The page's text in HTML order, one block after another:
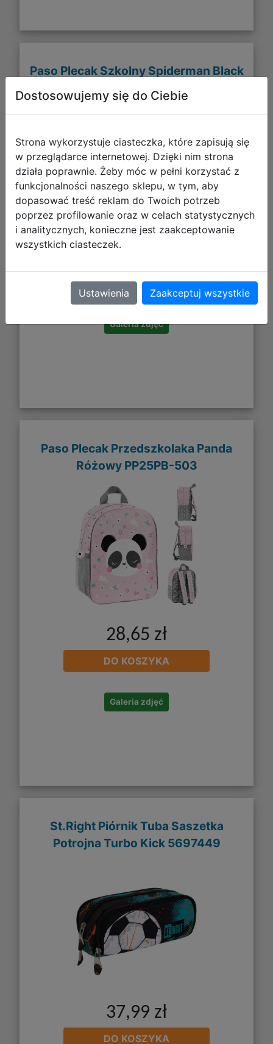
Paso Plecak Szkolny Spiderman Black
SP26FF-260
DO KOSZYKA
Galeria zdjęć
Paso Plecak Przedszkolaka Panda
Różowy PP25PB-503
28,65 zł
DO KOSZYKA
Galeria zdjęć
St.Right Piórnik Tuba Saszetka
Potrojna Turbo Kick 5697449
37,99 zł
DO KOSZYKA
Dostosowujemy się do Ciebie
Strona wykorzystuje ciasteczka, które zapisują się
w przeglądarce internetowej. Dzięki nim strona
działa poprawnie. Żeby móc w pełni korzystać z
funkcjonalności naszego sklepu, w tym, aby
dopasować treść reklam do Twoich potrzeb
poprzez profilowanie oraz w celach statystycznych
i analitycznych, konieczne jest zaakceptowanie
wszystkich ciasteczek.
Ustawienia Zaakceptuj wszystkie